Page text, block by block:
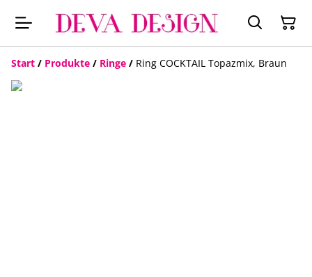
Start / Produkte / Ringe / Ring COCKTAIL Topazmix, Braun